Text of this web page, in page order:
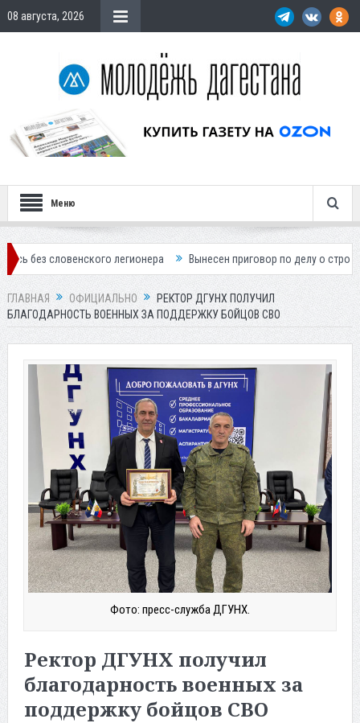
08 августа, 2026
Меню
легионера Вынесен приговор по делу о строительстве
ГЛАВНАЯ ОФИЦИАЛЬНО
РЕКТОР ДГУНХ ПОЛУЧИЛ
БЛАГОДАРНОСТЬ ВОЕННЫХ ЗА ПОДДЕРЖКУ БОЙЦОВ СВО
Фото: пресс-служба ДГУНХ.
Ректор ДГУНХ получил
благодарность военных за
поддержку бойцов СВО